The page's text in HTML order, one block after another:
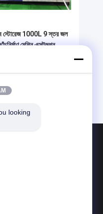
স্টোরেজ 1000L 9 স্তর জল
মেশিন এক্সট্রুশন
looking